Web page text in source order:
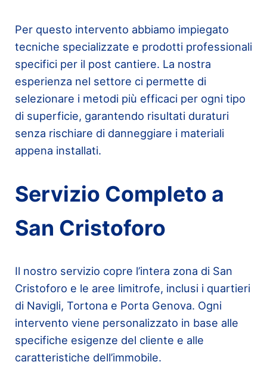
Per questo intervento abbiamo impiegato
tecniche specializzate e prodotti professionali
specifici per il post cantiere. La nostra
esperienza nel settore ci permette di
selezionare i metodi più efficaci per ogni tipo
di superficie, garantendo risultati duraturi
senza rischiare di danneggiare i materiali
appena installati.
Servizio Completo a
San Cristoforo
Il nostro servizio copre l’intera zona di San
Cristoforo e le aree limitrofe, inclusi i quartieri
di Navigli, Tortona e Porta Genova. Ogni
intervento viene personalizzato in base alle
specifiche esigenze del cliente e alle
caratteristiche dell’immobile.